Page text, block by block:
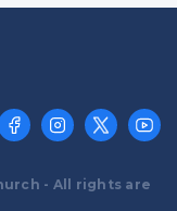
- All rights are